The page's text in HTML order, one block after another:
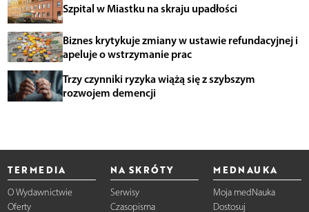
Szpital w Miastku na skraju upadłości
Biznes krytykuje zmiany w ustawie refundacyjnej i
apeluje o wstrzymanie prac
Trzy czynniki ryzyka wiążą się z szybszym
rozwojem demencji
TERMEDIA
O Wydawnictwie
Oferty
NA SKRÓTY
Serwisy
Czasopisma
MEDNAUKA
Moja medNauka
Dostosuj